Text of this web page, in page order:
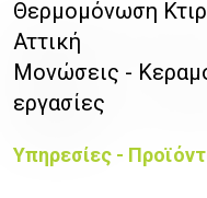
Θερμομόνωση
Αττική
Μονώσεις -
εργασίες
Υπηρεσίες -